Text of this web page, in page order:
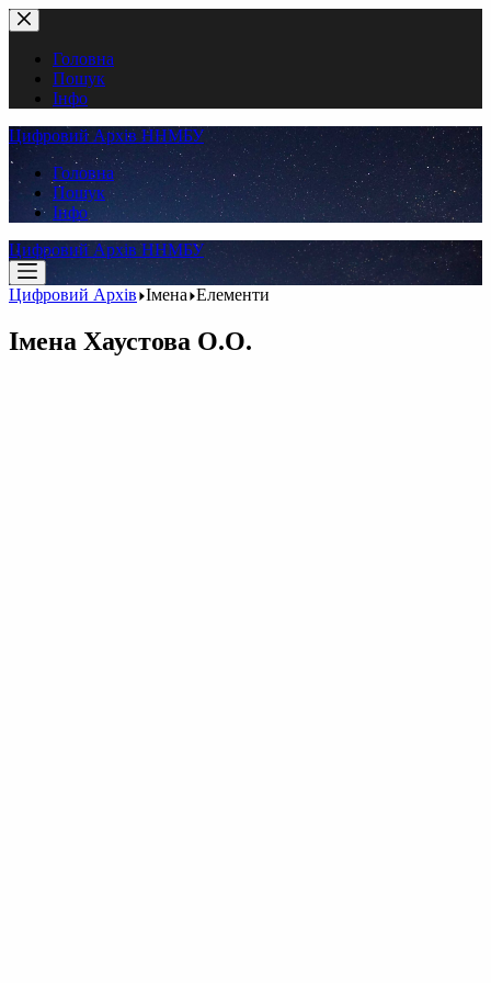
Перейти
до
вмістуГоловна
Пошук
Інфо
Цифровий Архів ННМБУ
Головна
Пошук
Інфо
Цифровий Архів ННМБУ
Цифровий Архів Імена Елементи
Імена Хаустова О.О.